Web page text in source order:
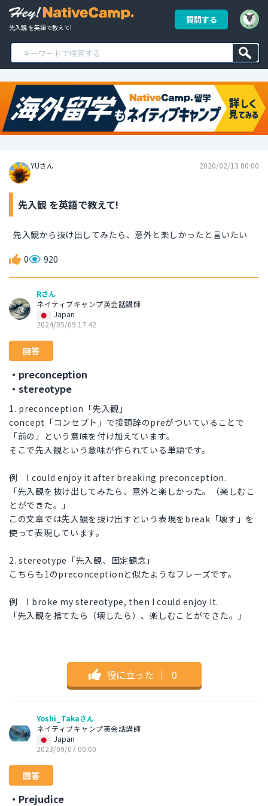
先入観 を英語で教えて!
質問する
YUさん 2020/02/13 00:00
先入観 を英語で教えて!
先入観から抜け出してみたら、意外と楽しかったと言いたい
0 920
Rさん
ネイティブキャンプ英会話講師
Japan
2024/05/09 17:42
回答
・preconception
・stereotype
1. preconception「先入観」
concept「コンセプト」で接頭辞のpreがついていることで
「前の」という意味を付け加えています。
そこで先入観という意味が作られている単語です。
例 I could enjoy it after breaking preconception.
「先入観を抜け出してみたら、意外と楽しかった。（楽しむこ
とができた。」
この文章では先入観を抜け出すという表現をbreak「壊す」を
使って表現しています。
2. stereotype「先入観、固定観念」
こちらも1のpreconceptionと似たようなフレーズです。
例 I broke my stereotype, then I could enjoy it.
「先入観を捨てたら（壊したら）、楽しむことができた。」
役に立った ｜ 0
Yoshi_Takaさん
ネイティブキャンプ英会話講師
Japan
2023/09/07 00:00
回答
・Prejudice